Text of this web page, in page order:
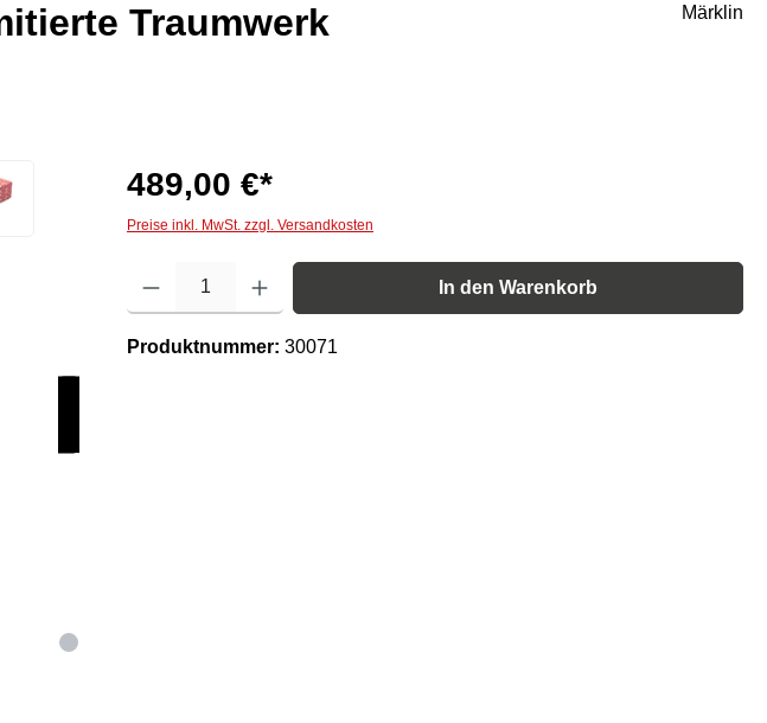
Traumwerk
Märklin
489,00 €*
Preise inkl. MwSt. zzgl. Versandkosten
Produkt Anzahl: Gib den gewünschten Wert ein oder benutze die Schaltflächen um die Anzahl zu
In den Warenkorb
Produktnummer: 30071